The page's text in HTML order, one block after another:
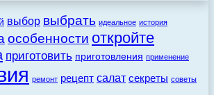
выбор выбрать идеальное история
особенности откройте
приготовить приготовления применение
ремонт рецепт салат секреты советы